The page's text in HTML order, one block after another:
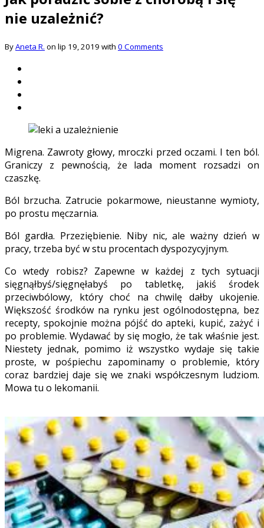
nie uzależnić?
ByAneta R. on lip 19, 2019 with 0 Comments
Migrena. Zawroty głowy, mroczki przed oczami. I ten ból.
Graniczy z pewnością, że lada moment rozsadzi on
czaszkę.
Ból brzucha. Zatrucie pokarmowe, nieustanne wymioty,
po prostu męczarnia.
Ból gardła. Przeziębienie. Niby nic, ale ważny dzień w
pracy, trzeba być w stu procentach dyspozycyjnym.
Co wtedy robisz? Zapewne w każdej z tych sytuacji
sięgnąłbyś/sięgnęłabyś po tabletkę, jakiś środek
przeciwbólowy, który choć na chwilę dałby ukojenie.
Większość środków na rynku jest ogólnodostępna, bez
recepty, spokojnie można pójść do apteki, kupić, zażyć i
po problemie. Wydawać by się mogło, że tak właśnie jest.
Niestety jednak, pomimo iż wszystko wydaje się takie
proste, w pośpiechu zapominamy o problemie, który
coraz bardziej daje się we znaki współczesnym ludziom.
Mowa tu o lekomanii.